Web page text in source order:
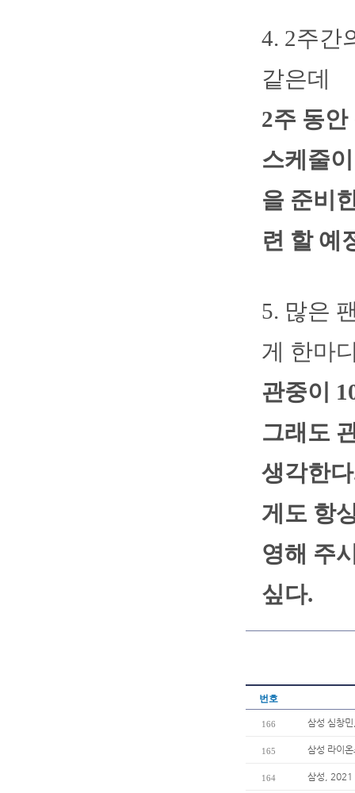
4. 2주간
같은데
2주 동
스케줄
을 준비
련 할 예
5. 많은
게 한마
관중이
그래도
생각한
게도 항
영해 주
싶다.
번호
166 삼성 심창
165 삼성 라이
164 삼성, 2021